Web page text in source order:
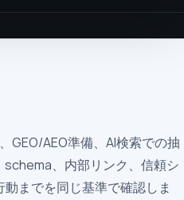
GEO/AEO準備、AI検索での抽
schema、内部リンク、信頼シ
までを同じ基準で確認しま